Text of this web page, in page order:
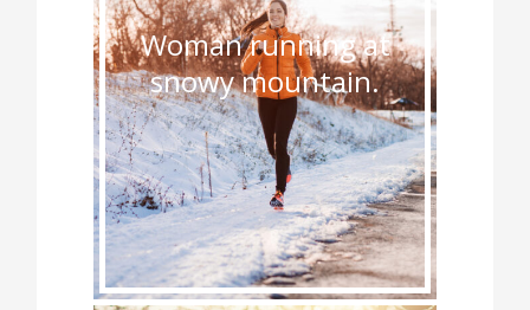
Woman running at
snowy mountain.